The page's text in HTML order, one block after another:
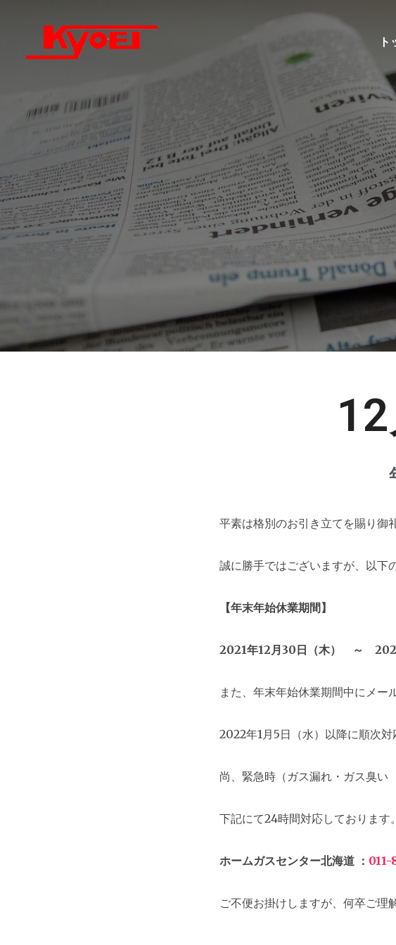
ト
平素は格別のお引き立てを賜り御
誠に勝手ではございますが、以下
【年末年始休業期間】
2021年12月30日（木） ～
また、年末年始休業期間中にメー
2022年1月5日（水）以降に順次対
尚、緊急時（ガス漏れ・ガス臭い
下記にて24時間対応しております。
ホームガスセンター北海道 ： 011-
ご不便お掛けしますが、何卒ご理